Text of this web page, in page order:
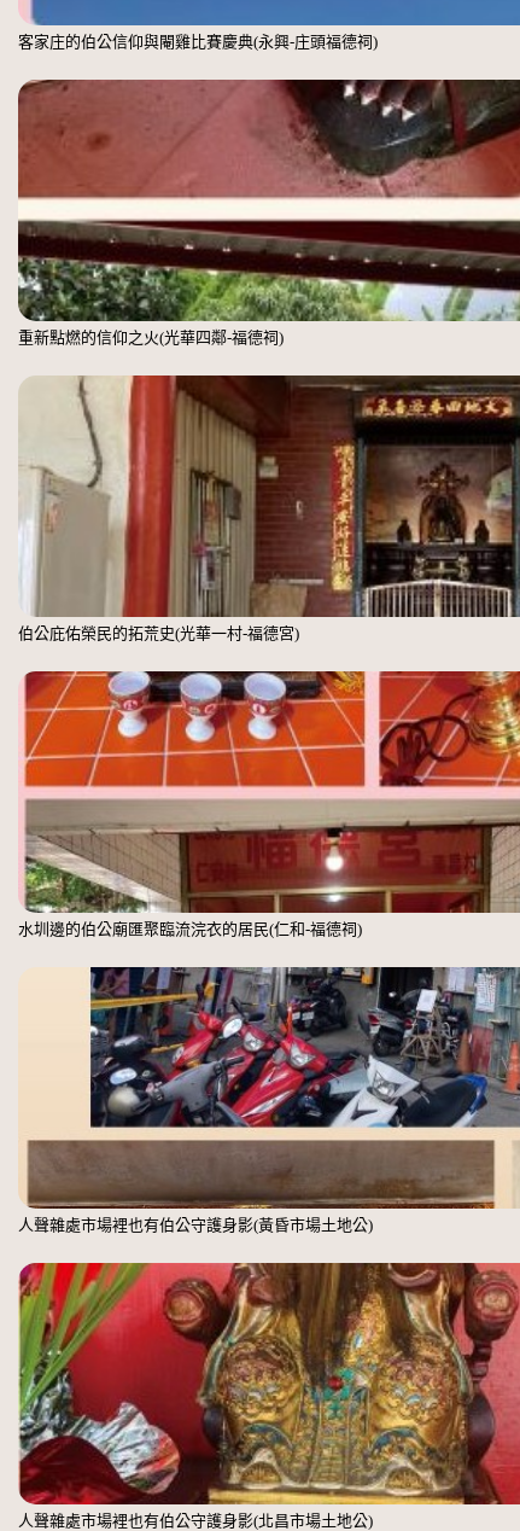
客家庄的伯公信仰與閹雞比賽慶典(永興-庄頭福德祠)
重新點燃的信仰之火(光華四鄰-福德祠)
伯公庇佑榮民的拓荒史(光華一村-福德宮)
水圳邊的伯公廟匯聚臨流浣衣的居民(仁和-福德祠)
人聲雜處市場裡也有伯公守護身影(黃昏市場土地公)
人聲雜處市場裡也有伯公守護身影(北昌市場土地公)